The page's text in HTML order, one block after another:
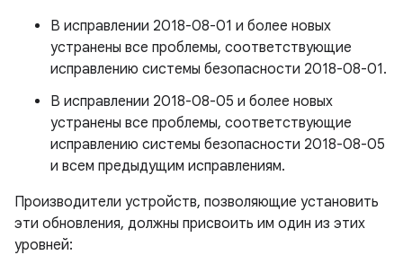
В исправлении 2018-08-01 и более новых
устранены все проблемы, соответствующие
исправлению системы безопасности 2018-08-01.
В исправлении 2018-08-05 и более новых
устранены все проблемы, соответствующие
исправлению системы безопасности 2018-08-05
и всем предыдущим исправлениям.
Производители устройств, позволяющие установить
эти обновления, должны присвоить им один из этих
уровней: